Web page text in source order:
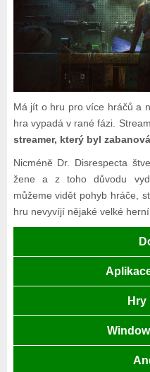
Má jít o hru pro více hráčů a
hra vypadá v rané fázi.
streamer, který byl
Nicméně Dr. Disrespecta
žene a z toho důvodu
můžeme vidět pohyb hráče,
hru nevyvíjí nějaké velké
Hry